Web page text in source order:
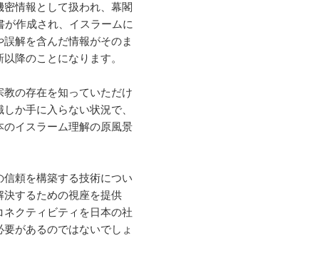
情報として扱われ、幕閣
作成され、イスラームに
解を含んだ情報がそのま
降のことになります。
の存在を知っていただけ
か手に入らない状況で、
イスラーム理解の原風景
頼を構築する技術につい
するための視座を提供
クティビティを日本の社
があるのではないでしょ